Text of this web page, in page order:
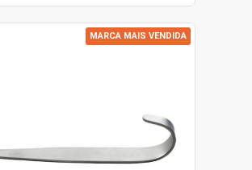
MARCA MAIS VENDIDA